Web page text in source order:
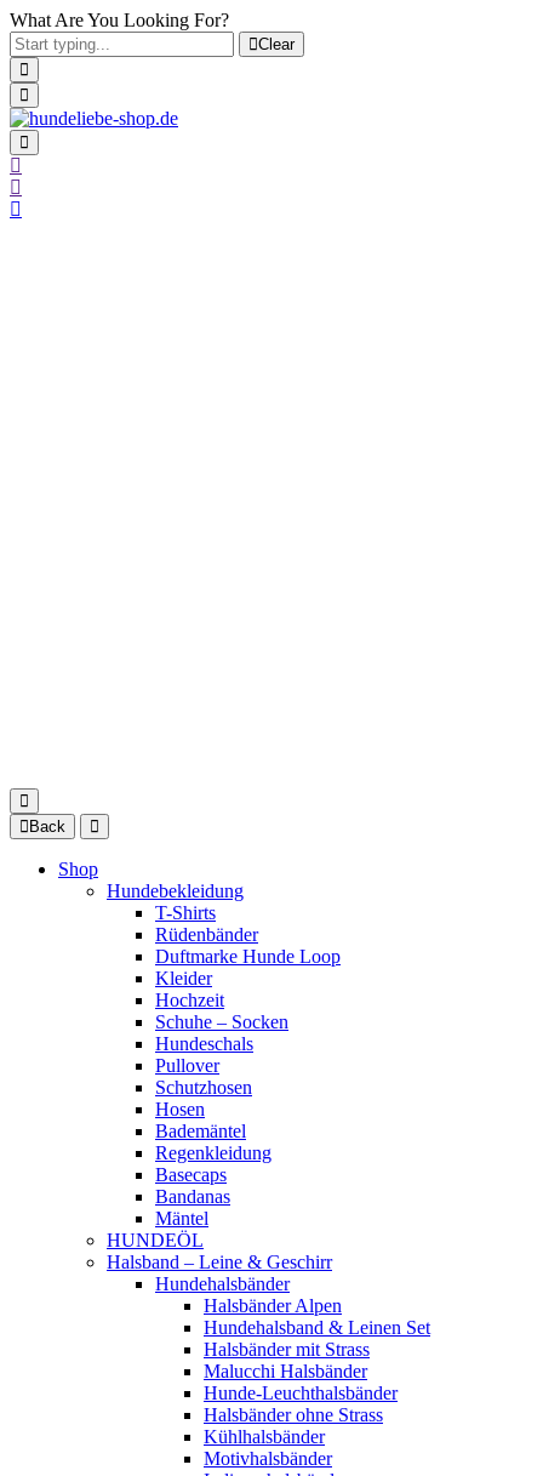
What Are You Looking For?
Clear
Back
Shop
Hundebekleidung
T-Shirts
Rüdenbänder
Duftmarke Hunde Loop
Kleider
Hochzeit
Schuhe – Socken
Hundeschals
Pullover
Schutzhosen
Hosen
Bademäntel
Regenkleidung
Basecaps
Bandanas
Mäntel
HUNDEÖL
Halsband – Leine & Geschirr
Hundehalsbänder
Halsbänder Alpen
Hundehalsband & Leinen Set
Halsbänder mit Strass
Malucchi Halsbänder
Hunde-Leuchthalsbänder
Halsbänder ohne Strass
Kühlhalsbänder
Motivhalsbänder